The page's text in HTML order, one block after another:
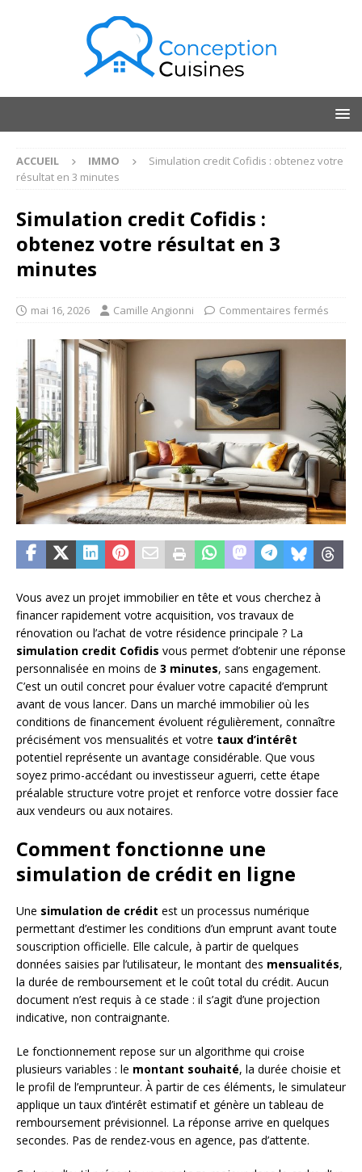
ACCUEIL IMMO
Simulation credit Cofidis : obtenez votre
résultat en 3 minutes
Simulation credit Cofidis :
obtenez votre résultat en 3
minutes
mai 16, 2026 Camille Angionni Commentaires fermés
Vous avez un projet immobilier en tête et vous cherchez à
financer rapidement votre acquisition, vos travaux de
rénovation ou l’achat de votre résidence principale ? La
simulation credit Cofidis vous permet d’obtenir une réponse
personnalisée en moins de 3 minutes, sans engagement.
C’est un outil concret pour évaluer votre capacité d’emprunt
avant de vous lancer. Dans un marché immobilier où les
conditions de financement évoluent régulièrement, connaître
précisément vos mensualités et votre taux d’intérêt
potentiel représente un avantage considérable. Que vous
soyez primo-accédant ou investisseur aguerri, cette étape
préalable structure votre projet et renforce votre dossier face
aux vendeurs ou aux notaires.
Comment fonctionne une
simulation de crédit en ligne
Une simulation de crédit est un processus numérique
permettant d’estimer les conditions d’un emprunt avant toute
souscription officielle. Elle calcule, à partir de quelques
données saisies par l’utilisateur, le montant des mensualités,
la durée de remboursement et le coût total du crédit. Aucun
document n’est requis à ce stade : il s’agit d’une projection
indicative, non contraignante.
Le fonctionnement repose sur un algorithme qui croise
plusieurs variables : le montant souhaité, la durée choisie et
le profil de l’emprunteur. À partir de ces éléments, le simulateur
applique un taux d’intérêt estimatif et génère un tableau de
remboursement prévisionnel. La réponse arrive en quelques
secondes. Pas de rendez-vous en agence, pas d’attente.